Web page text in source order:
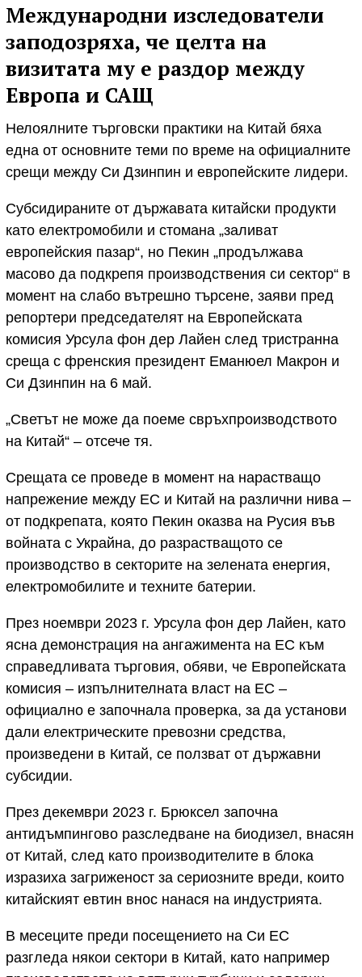
Международни изследователи
заподозряха, че целта на
визитата му е раздор между
Европа и САЩ
Нелоялните търговски практики на Китай бяха
една от основните теми по време на официалните
срещи между Си Дзинпин и европейските лидери.
Субсидираните от държавата китайски продукти
като електромобили и стомана „заливат
европейския пазар“, но Пекин „продължава
масово да подкрепя производствения си сектор“ в
момент на слабо вътрешно търсене, заяви пред
репортери председателят на Европейската
комисия Урсула фон дер Лайен след тристранна
среща с френския президент Еманюел Макрон и
Си Дзинпин на 6 май.
„Светът не може да поеме свръхпроизводството
на Китай“ – отсече тя.
Срещата се проведе в момент на нарастващо
напрежение между ЕС и Китай на различни нива –
от подкрепата, която Пекин оказва на Русия във
войната с Украйна, до разрастващото се
производство в секторите на зелената енергия,
електромобилите и техните батерии.
През ноември 2023 г. Урсула фон дер Лайен, като
ясна демонстрация на ангажимента на ЕС към
справедливата търговия, обяви, че Европейската
комисия – изпълнителната власт на ЕС –
официално е започнала проверка, за да установи
дали електрическите превозни средства,
произведени в Китай, се ползват от държавни
субсидии.
През декември 2023 г. Брюксел започна
антидъмпингово разследване на биодизел, внасян
от Китай, след като производителите в блока
изразиха загриженост за сериозните вреди, които
китайският евтин внос нанася на индустрията.
В месеците преди посещението на Си ЕС
разгледа някои сектори в Китай, като например